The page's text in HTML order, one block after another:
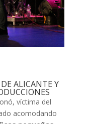
ALICANTE Y
víctima del
acomodando